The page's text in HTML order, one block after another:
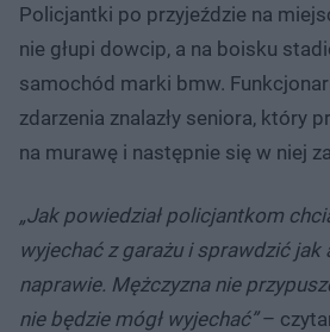
Policjantki po przyjeździe na
nie głupi dowcip, a na boisku
samochód marki bmw.
zdarzenia znalazły seniora, który
na murawę i następnie się w niej
„Jak powiedział policjantkom
wyjechać z garażu i sprawdzić jak
naprawie. Mężczyzna nie
nie będzie mógł wyjechać”–